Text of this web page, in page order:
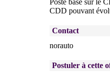
Poste basé sur le
CDD pouvant
Contact
norauto
Postuler à cette